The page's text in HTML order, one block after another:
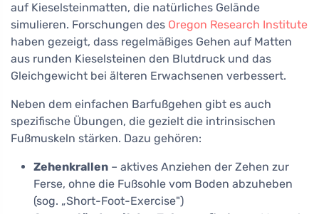
auf Kieselsteinmatten, die natürliches Gelände
simulieren. Forschungen des Oregon Research Institute
haben gezeigt, dass regelmäßiges Gehen auf Matten
aus runden Kieselsteinen den Blutdruck und das
Gleichgewicht bei älteren Erwachsenen verbessert.
Neben dem einfachen Barfußgehen gibt es auch
spezifische Übungen, die gezielt die intrinsischen
Fußmuskeln stärken. Dazu gehören:
Zehenkrallen – aktives Anziehen der Zehen zur
Ferse, ohne die Fußsohle vom Boden abzuheben
(sog. „Short-Foot-Exercise")